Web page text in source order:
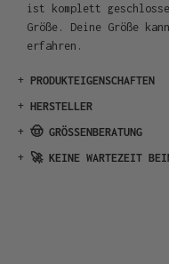
ist komplett
Größe. Deine Größe
erfahren.
+ PRODUKTEIGENSCHAFTEN
+ HERSTELLER
+ 🤠 GRÖSSENBERATUNG
+ 🚀 KEINE WARTEZEIT